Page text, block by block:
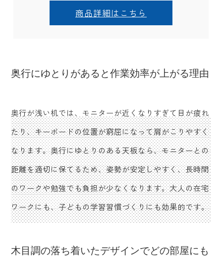
商品詳細はこちら
奥行にゆとりがあると作業効率が上がる理由
奥行が浅い机では、モニターが近くなりすぎて目が疲れ
たり、キーボードの位置が窮屈になって肩がこりやすく
なります。奥行にゆとりのある天板なら、モニターとの
距離を適切に保てるため、姿勢が安定しやすく、長時間
のワークや勉強でも負担が少なくなります。大人の在宅
ワークにも、子どもの学習習慣づくりにも効果的です。
木目調の落ち着いたデザインでどの部屋にも